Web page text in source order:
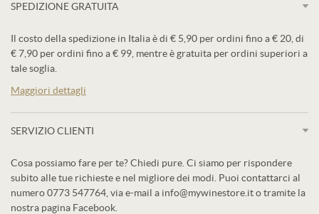
SPEDIZIONE GRATUITA
Il costo della spedizione in Italia è di € 5,90 per ordini fino a € 20, di
€ 7,90 per ordini fino a € 99, mentre è gratuita per ordini superiori a
tale soglia.
Maggiori dettagli
SERVIZIO CLIENTI
Cosa possiamo fare per te? Chiedi pure. Ci siamo per rispondere
subito alle tue richieste e nel migliore dei modi. Puoi contattarci al
numero 0773 547764, via e-mail a info@mywinestore.it o tramite la
nostra pagina Facebook.